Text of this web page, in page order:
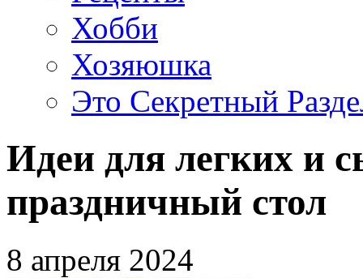
Хобби
Хозяюшка
Это Секретный
Идеи для легких и
праздничный стол
8 апреля 2024